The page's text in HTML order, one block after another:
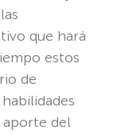
que hará
estos
de
aporte del